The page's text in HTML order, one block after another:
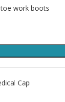
work boots
Cap